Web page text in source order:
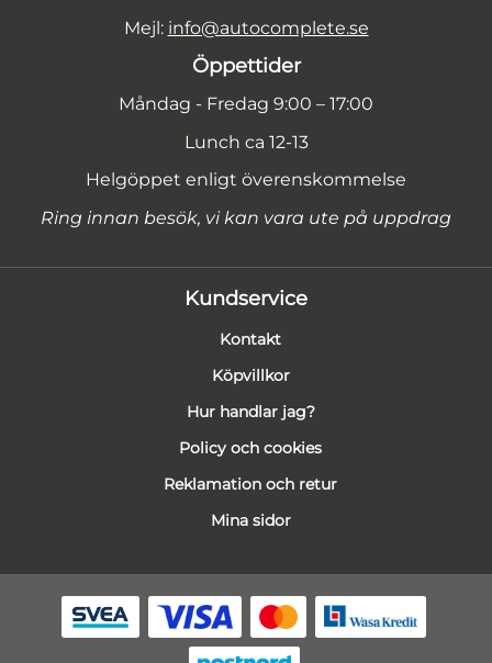
Mejl: info@autocomplete.se
Öppettider
Måndag - Fredag 9:00 – 17:00
Lunch ca 12-13
Helgöppet enligt överenskommelse
Ring innan besök, vi kan vara ute på uppdrag
Kundservice
Kontakt
Köpvillkor
Hur handlar jag?
Policy och cookies
Reklamation och retur
Mina sidor